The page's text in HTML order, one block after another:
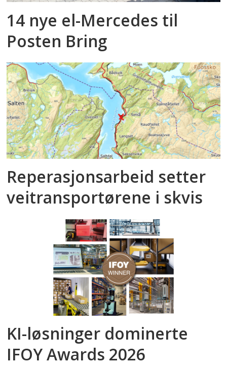
14 nye el-Mercedes til
Posten Bring
Reperasjonsarbeid setter
veitransportørene i skvis
KI-løsninger dominerte
IFOY Awards 2026